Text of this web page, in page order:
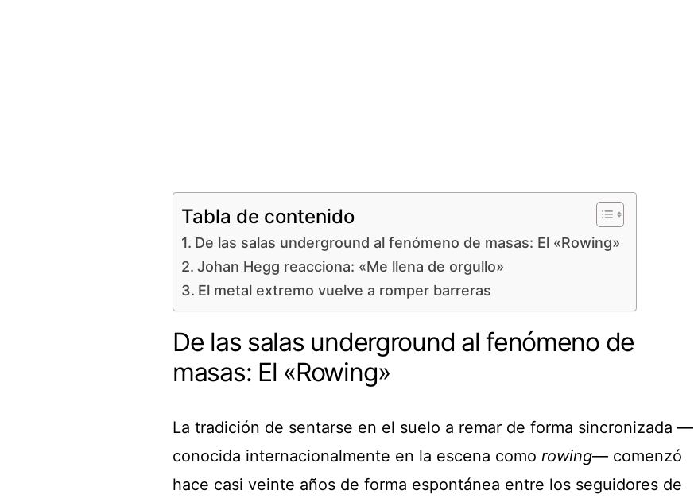
Tabla de contenido
De las salas underground al fenómeno de masas: El «Rowing»
Johan Hegg reacciona: «Me llena de orgullo»
El metal extremo vuelve a romper barreras
De las salas underground al fenómeno de
masas: El «Rowing»
La tradición de sentarse en el suelo a remar de forma sincronizada —
conocida internacionalmente en la escena como rowing— comenzó
hace casi veinte años de forma espontánea entre los seguidores de